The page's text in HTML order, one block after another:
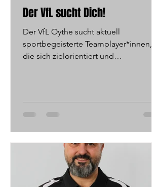
Der VfL sucht Dich!
Der VfL Oythe sucht aktuell
sportbegeisterte Teamplayer*innen,
die sich zielorientiert und